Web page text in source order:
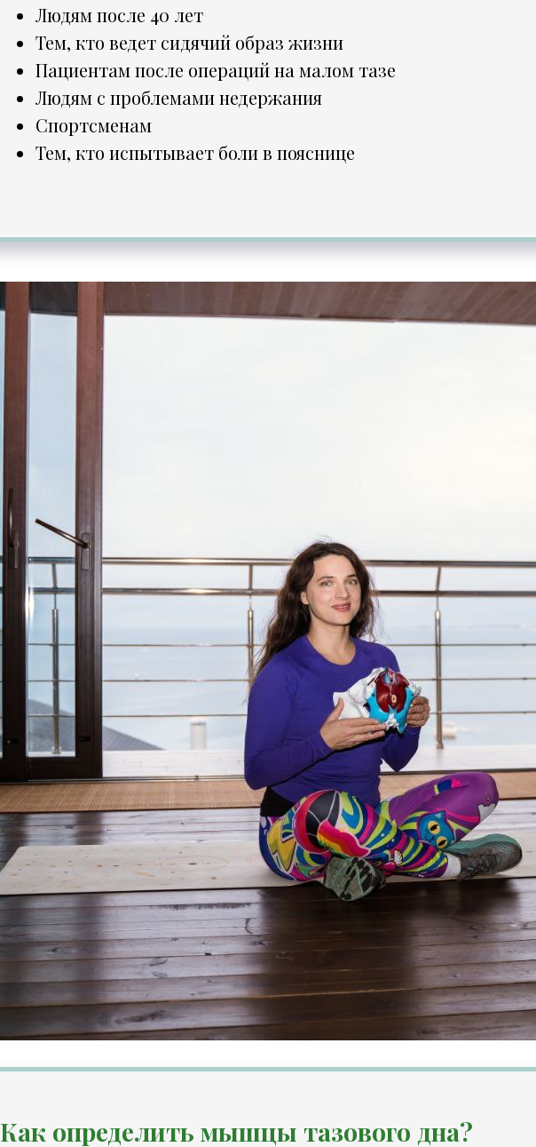
Людям после 40 лет
Тем, кто ведет сидячий образ жизни
Пациентам после операций на малом тазе
Людям с проблемами недержания
Спортсменам
Тем, кто испытывает боли в пояснице
Как определить мышцы тазового дна?